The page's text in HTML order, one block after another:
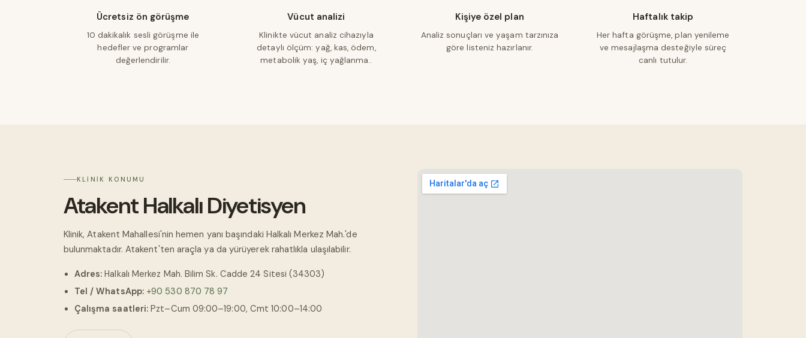
Ücretsiz ön görüşme
10 dakikalık sesli görüşme ile
hedefler ve programlar
değerlendirilir.
Vücut analizi
Klinikte vücut analiz cihazıyla
detaylı ölçüm: yağ, kas, ödem,
metabolik yaş, iç yağlanma..
Kişiye özel plan
Analiz sonuçları ve yaşam tarzınıza
göre listeniz hazırlanır.
Haftalık takip
Her hafta görüşme, plan yenileme
ve mesajlaşma desteğiyle süreç
canlı tutulur.
KLINIK KONUMU
Atakent Halkalı Diyetisyen
Klinik, Atakent Mahallesi'nin hemen yanı başındaki Halkalı Merkez Mah.'de
bulunmaktadır. Atakent'ten araçla ya da yürüyerek rahatlıkla ulaşılabilir.
Adres: Halkalı Merkez Mah. Bilim Sk. Cadde 24 Sitesi (34303)
Tel / WhatsApp: +90 530 870 78 97
Çalışma saatleri: Pzt–Cum 09:00–19:00, Cmt 10:00–14:00